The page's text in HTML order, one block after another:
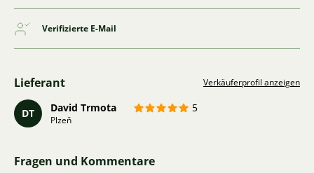
Verifizierte E-Mail
Lieferant Verkäuferprofil anzeigen
DT David Trmota 5
Plzeň
Fragen und Kommentare